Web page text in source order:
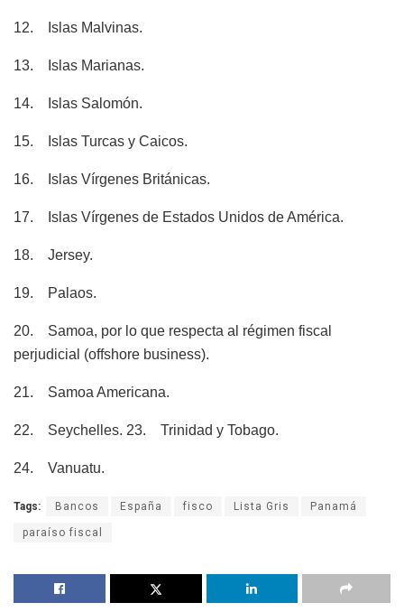
12. Islas Malvinas.
13. Islas Marianas.
14. Islas Salomón.
15. Islas Turcas y Caicos.
16. Islas Vírgenes Británicas.
17. Islas Vírgenes de Estados Unidos de América.
18. Jersey.
19. Palaos.
20. Samoa, por lo que respecta al régimen fiscal
perjudicial (offshore business).
21. Samoa Americana.
22. Seychelles. 23. Trinidad y Tobago.
24. Vanuatu.
Tags: Bancos España fisco Lista Gris Panamá
paraíso fiscal